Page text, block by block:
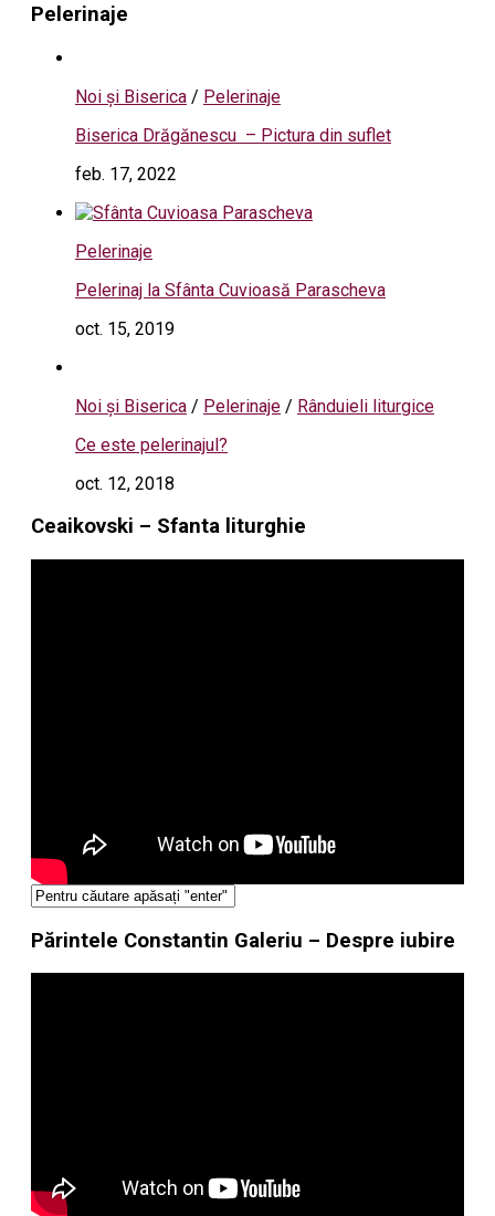
Pelerinaje
Noi și Biserica / Pelerinaje
Biserica Drăgănescu – Pictura din suflet
feb. 17, 2022
Pelerinaje
Pelerinaj la Sfânta Cuvioasă Parascheva
oct. 15, 2019
Noi și Biserica / Pelerinaje / Rânduieli liturgice
Ce este pelerinajul?
oct. 12, 2018
Ceaikovski – Sfanta liturghie
Părintele Constantin Galeriu – Despre iubire